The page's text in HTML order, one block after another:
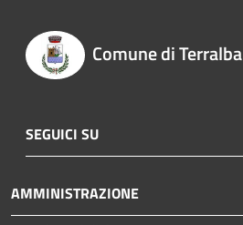
Comune di Terralba
SEGUICI SU
AMMINISTRAZIONE